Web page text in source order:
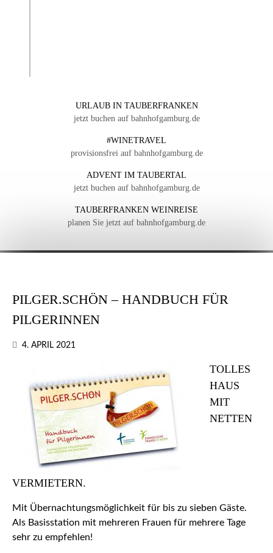
URLAUB IN TAUBERFRANKEN
jetzt buchen auf bahnhofgamburg.de
#WINETRAVEL
provisionsfrei auf bahnhofgamburg.de
ADVENT IM TAUBERTAL
jetzt buchen auf bahnhofgamburg.de
TAUBERFRANKEN WEINREISE
planen Sie jetzt auf bahnhofgamburg.de
PILGER.SCHÖN – HANDBUCH FÜR
PILGERINNEN
4. APRIL 2021
TOLLES
HAUS
MIT
NETTEN
VERMIETERN.
Mit Übernachtungsmöglichkeit für bis zu sieben Gäste.
Als Basisstation mit mehreren Frauen für mehrere Tage
sehr zu empfehlen!